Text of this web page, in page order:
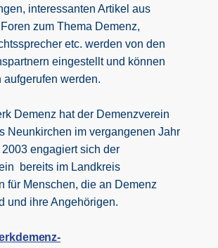
interessanten Artikel aus
zum Thema Demenz,
etc. werden von den
eingestellt und können
aufgerufen werden.
Demenz hat der Demenzverein
Neunkirchen im vergangenen Jahr
engagiert sich der
bereits im Landkreis
für Menschen, die an Demenz
und ihre Angehörigen.